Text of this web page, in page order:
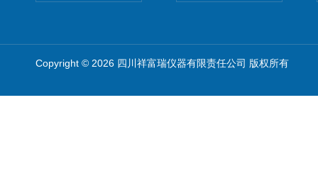
Copyright © 2026 四川祥富瑞仪器有限责任公司 版权所有